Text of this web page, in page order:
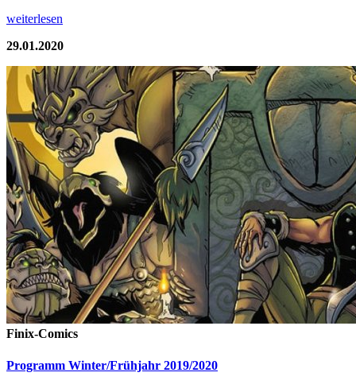
weiterlesen
29.01.2020
Finix-Comics
Programm Winter/Frühjahr 2019/2020